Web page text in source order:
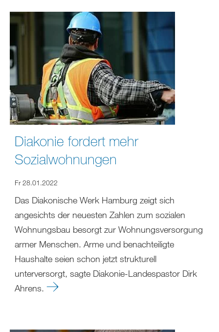
Diakonie fordert mehr
Sozialwohnungen
Fr 28.01.2022
Das Diakonische Werk Hamburg zeigt sich
angesichts der neuesten Zahlen zum sozialen
Wohnungsbau besorgt zur Wohnungsversorgung
armer Menschen. Arme und benachteiligte
Haushalte seien schon jetzt strukturell
unterversorgt, sagte Diakonie-Landespastor Dirk
Ahrens.